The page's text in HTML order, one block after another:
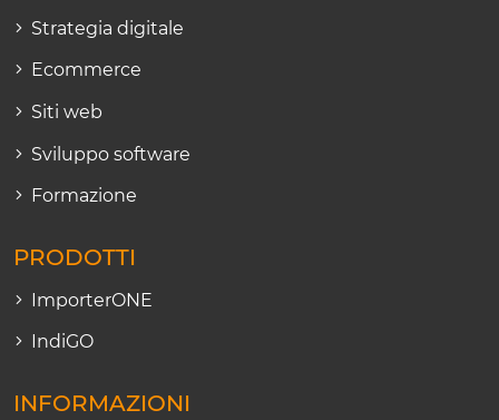
Strategia digitale
Ecommerce
Siti web
Sviluppo software
Formazione
PRODOTTI
ImporterONE
IndiGO
INFORMAZIONI